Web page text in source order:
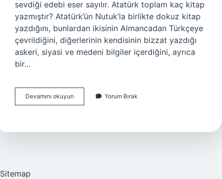
sevdiği edebi eser sayılır. Atatürk toplam kaç kitap
yazmıştır? Atatürk’ün Nutuk’la birlikte dokuz kitap
yazdığını, bunlardan ikisinin Almancadan Türkçeye
çevrildiğini, diğerlerinin kendisinin bizzat yazdığı
askeri, siyasi ve medeni bilgiler içerdiğini, ayrıca
bir…
Devamını okuyun Atatürkün
Hazırladığı
Nedir
Yorum Bırak
Sitemap